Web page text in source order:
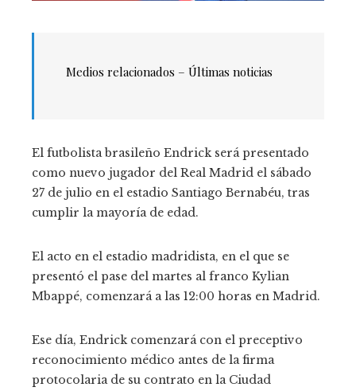
Medios relacionados – Últimas noticias
El futbolista brasileño Endrick será presentado
como nuevo jugador del Real Madrid el sábado
27 de julio en el estadio Santiago Bernabéu, tras
cumplir la mayoría de edad.
El acto en el estadio madridista, en el que se
presentó el pase del martes al franco Kylian
Mbappé, comenzará a las 12:00 horas en Madrid.
Ese día, Endrick comenzará con el preceptivo
reconocimiento médico antes de la firma
protocolaria de su contrato en la Ciudad